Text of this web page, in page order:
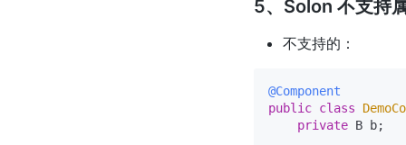
5、Solon 不支持
不支持的：
@Component
public class
private B b;